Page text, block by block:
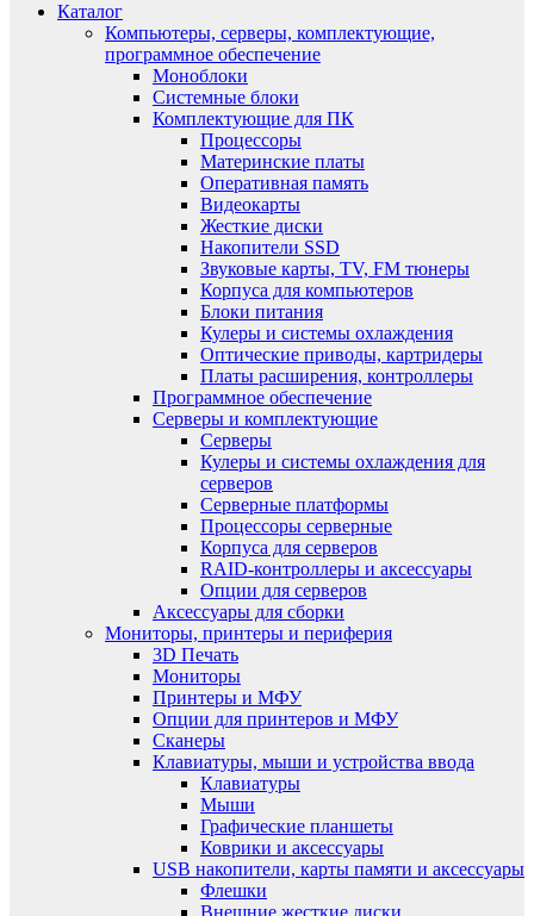
Каталог
Компьютеры, серверы, комплектующие,
программное обеспечение
Моноблоки
Системные блоки
Комплектующие для ПК
Процессоры
Материнские платы
Оперативная память
Видеокарты
Жесткие диски
Накопители SSD
Звуковые карты, TV, FM тюнеры
Корпуса для компьютеров
Блоки питания
Кулеры и системы охлаждения
Оптические приводы, картридеры
Платы расширения, контроллеры
Программное обеспечение
Серверы и комплектующие
Серверы
Кулеры и системы охлаждения для
серверов
Серверные платформы
Процессоры серверные
Корпуса для серверов
RAID-контроллеры и аксессуары
Опции для серверов
Аксессуары для сборки
Мониторы, принтеры и периферия
3D Печать
Мониторы
Принтеры и МФУ
Опции для принтеров и МФУ
Сканеры
Клавиатуры, мыши и устройства ввода
Клавиатуры
Мыши
Графические планшеты
Коврики и аксессуары
USB накопители, карты памяти и аксессуары
Флешки
Внешние жесткие диски